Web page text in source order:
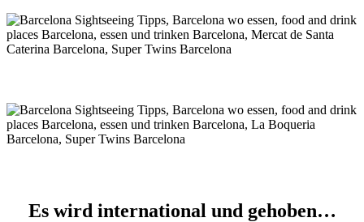
Es wird international und gehoben…